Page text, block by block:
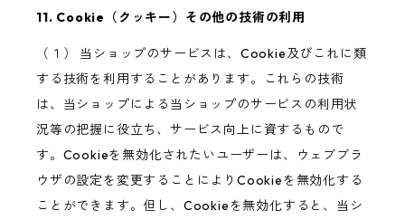
11. Cookie（クッキー）その他の技術の利用
（１） 当ショップのサービスは、Cookie及びこれに類
する技術を利用することがあります。これらの技術
は、当ショップによる当ショップのサービスの利用状
況等の把握に役立ち、サービス向上に資するもので
す。Cookieを無効化されたいユーザーは、ウェブブラ
ウザの設定を変更することによりCookieを無効化する
ことができます。但し、Cookieを無効化すると、当シ